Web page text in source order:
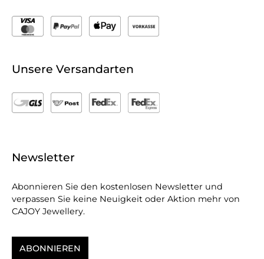
Unsere Versandarten
Newsletter
Abonnieren Sie den kostenlosen Newsletter und
verpassen Sie keine Neuigkeit oder Aktion mehr von
CAJOY Jewellery.
ABONNIEREN